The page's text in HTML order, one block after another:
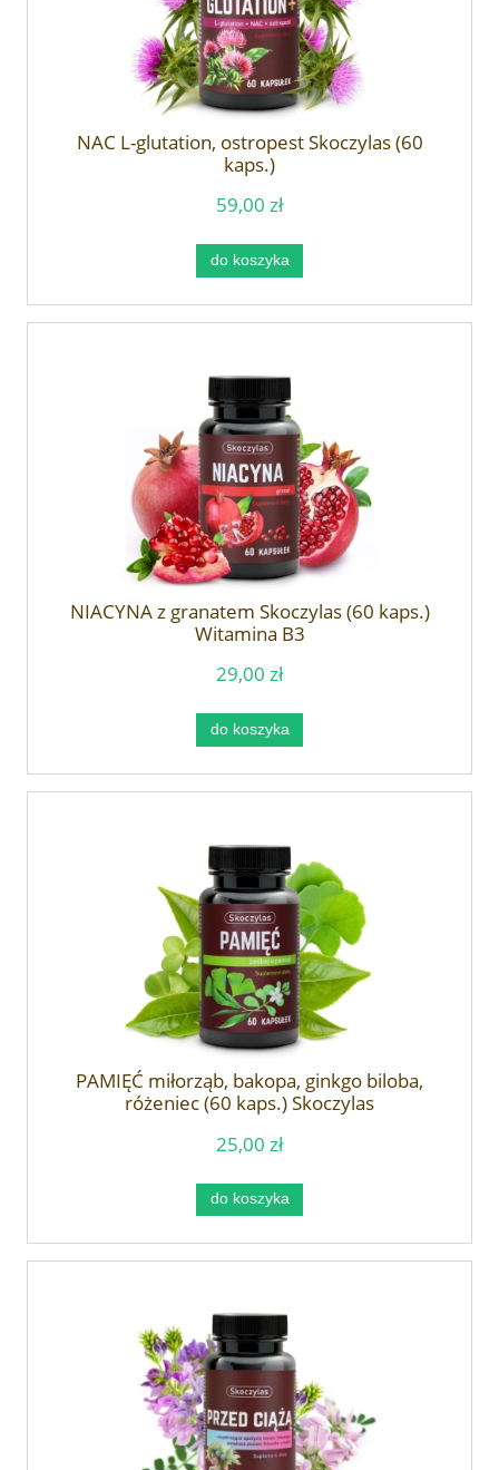
NAC L-glutation, ostropest Skoczylas (60
kaps.)
59,00 zł
do koszyka
NIACYNA z granatem Skoczylas (60 kaps.)
Witamina B3
29,00 zł
do koszyka
PAMIĘĆ miłorząb, bakopa, ginkgo biloba,
różeniec (60 kaps.) Skoczylas
25,00 zł
do koszyka